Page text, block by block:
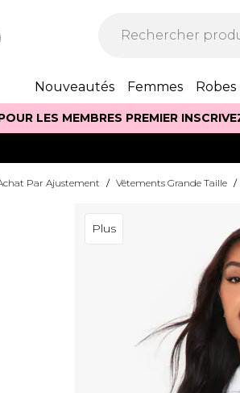
Nouveautés Femmes Robes
LES MEMBRES PREMIER
Par Ajustement / Vêtements Grande Taille /
Plus